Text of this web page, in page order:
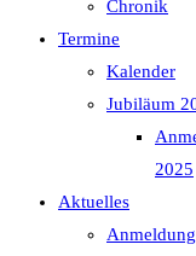
Chronik
Termine
Kalender
Jubiläum
2025
Aktuelles